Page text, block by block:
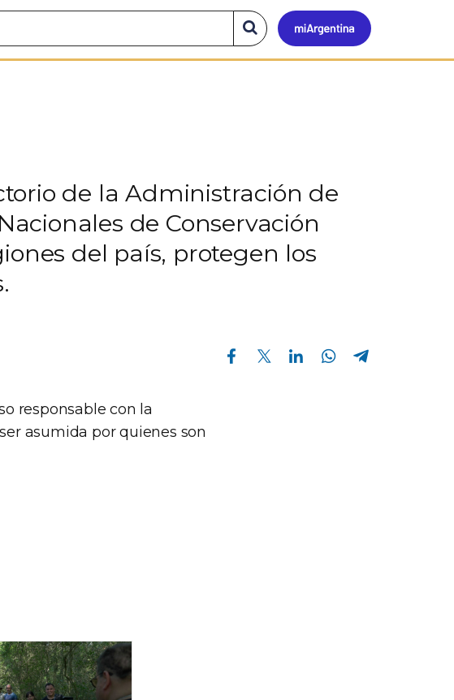
Mi
Buscar
en
el
de la Administración de
de Conservación
del país, protegen los
Compartir en Facebook Compartir en Twitter Compartir en Linkedin Compartir en Whatsapp
responsable con la
asumida por quienes son